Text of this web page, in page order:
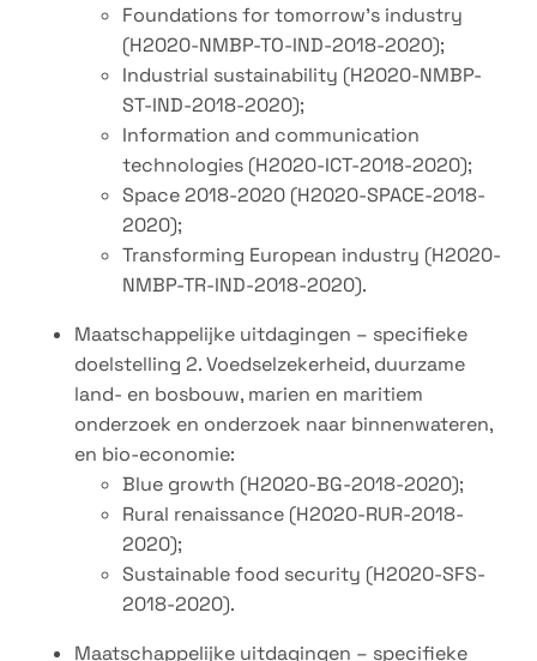
Foundations for tomorrow’s industry
(H2020-NMBP-TO-IND-2018-2020);
Industrial sustainability (H2020-NMBP-
ST-IND-2018-2020);
Information and communication
technologies (H2020-ICT-2018-2020);
Space 2018-2020 (H2020-SPACE-2018-
2020);
Transforming European industry (H2020-
NMBP-TR-IND-2018-2020).
Maatschappelijke uitdagingen – specifieke
doelstelling 2. Voedselzekerheid, duurzame
land- en bosbouw, marien en maritiem
onderzoek en onderzoek naar binnenwateren,
en bio-economie:
Blue growth (H2020-BG-2018-2020);
Rural renaissance (H2020-RUR-2018-
2020);
Sustainable food security (H2020-SFS-
2018-2020).
Maatschappelijke uitdagingen – specifieke